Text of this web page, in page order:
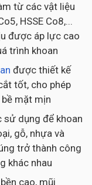
từ các vật liệu
HSSE Co8,...
được áp lực cao
trình khoan
được thiết kế
tốt, cho phép
mặt mịn
dụng để khoan
gỗ, nhựa và
trở thành công
khác nhau
cao, mũi